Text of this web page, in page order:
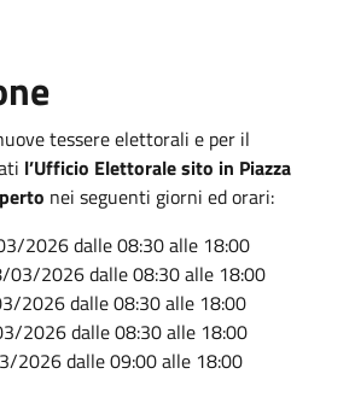
tessere elettorali e per il
l’Ufficio Elettorale sito in Piazza
nei seguenti giorni ed orari:
2026 dalle 08:30 alle 18:00
03/2026 dalle 08:30 alle 18:00
2026 dalle 08:30 alle 18:00
2026 dalle 08:30 alle 18:00
2026 dalle 09:00 alle 18:00